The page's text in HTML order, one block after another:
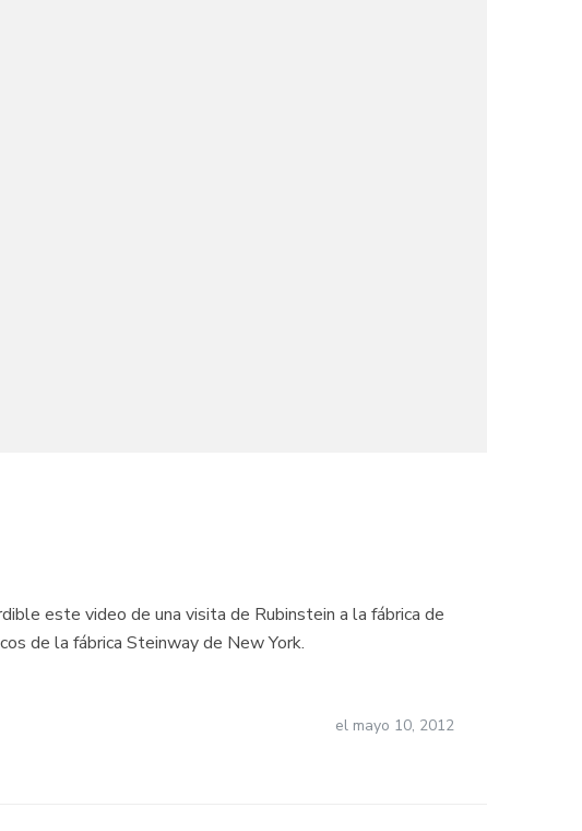
este video de una visita de Rubinstein a la fábrica de
de la fábrica Steinway de New York.
el mayo 10, 2012